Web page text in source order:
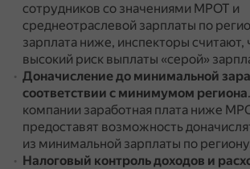
сотрудников со значениями МРОТ и
среднеотраслевой зарплаты по
зарплата ниже, инспекторы считают,
высокий риск выплаты «серой»
Доначисление до минимальной
соответствии с минимумом региона.
компании заработная плата ниже
предоставят возможность
из минимальной зарплаты по
Налоговый контроль доходов и